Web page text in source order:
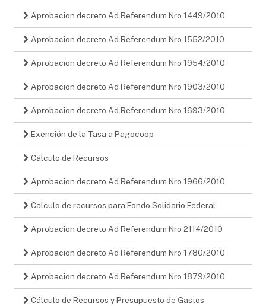
Aprobacion decreto Ad Referendum Nro 1449/2010
Aprobacion decreto Ad Referendum Nro 1552/2010
Aprobacion decreto Ad Referendum Nro 1954/2010
Aprobacion decreto Ad Referendum Nro 1903/2010
Aprobacion decreto Ad Referendum Nro 1693/2010
Exención de la Tasa a Pagocoop
Cálculo de Recursos
Aprobacion decreto Ad Referendum Nro 1966/2010
Calculo de recursos para Fondo Solidario Federal
Aprobacion decreto Ad Referendum Nro 2114/2010
Aprobacion decreto Ad Referendum Nro 1780/2010
Aprobacion decreto Ad Referendum Nro 1879/2010
Cálculo de Recursos y Presupuesto de Gastos